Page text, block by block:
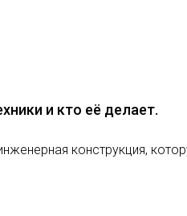
и кто её делает.
конструкция,